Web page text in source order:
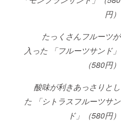
円）
たっくさんフルーツが
入った 「フルーツサンド」
（580円）
酸味が利きあっさりとし
た 「シトラスフルーツサン
ド」（580円）